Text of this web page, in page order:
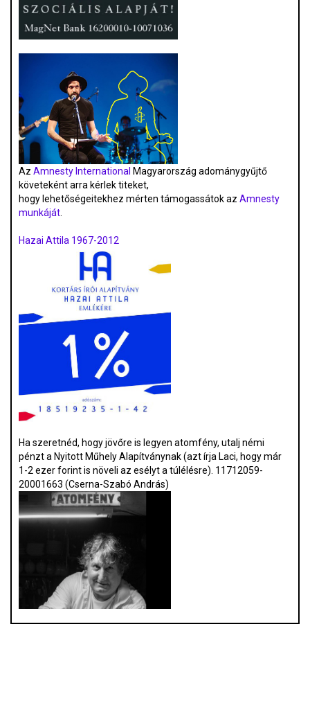
Az Amnesty International Magyarország adománygyűjtő
követeként arra kérlek titeket,
hogy lehetőségeitekhez mérten támogassátok az Amnesty
munkáját.
Hazai Attila 1967-2012
Ha szeretnéd, hogy jövőre is legyen atomfény, utalj némi
pénzt a Nyitott Műhely Alapítványnak (azt írja Laci, hogy már
1-2 ezer forint is növeli az esélyt a túlélésre). 11712059-
20001663 (Cserna-Szabó András)